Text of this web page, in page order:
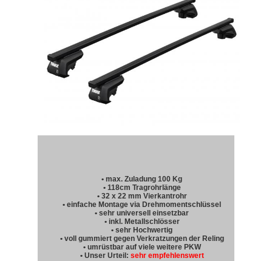
• max. Zuladung 100 Kg
• 118cm Tragrohrlänge
• 32 x 22 mm Vierkantrohr
• einfache Montage via Drehmomentschlüssel
• sehr universell einsetzbar
• inkl. Metallschlösser
• sehr Hochwertig
• voll gummiert gegen Verkratzungen der Reling
• umrüstbar auf viele weitere PKW
• Unser Urteil: sehr empfehlenswert